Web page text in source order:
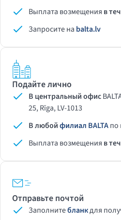
Выплата возмещения в
Запросите на balta.lv
Подайте лично
В центральный офис
25, Rīga, LV-1013
В любойфилиал BALTAпо
Выплата возмещения в
Отправьте почтой
Заполнитебланкдля